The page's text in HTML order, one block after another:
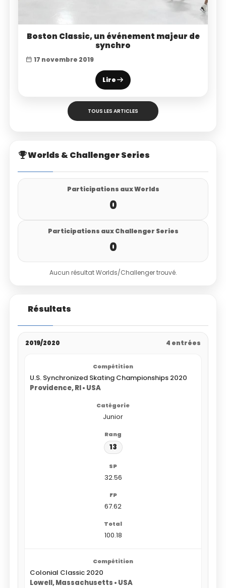
Boston Classic, un événement majeur de
synchro
17 novembre 2019
Lire
TOUS LES ARTICLES
Worlds & Challenger Series
Participations aux Worlds
0
Participations aux Challenger Series
0
Aucun résultat Worlds/Challenger trouvé.
Résultats
2019/2020 4 entrées
U.S. Synchronized Skating Championships 2020
Providence, RI • USA
Junior
13
32.56
67.62
100.18
Colonial Classic 2020
Lowell, Massachusetts • USA